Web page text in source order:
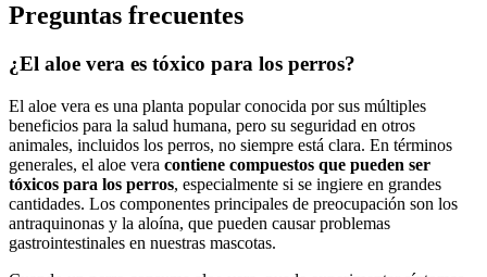
Preguntas frecuentes
¿El aloe vera es tóxico para los perros?
El aloe vera es una planta popular conocida por sus múltiples
beneficios para la salud humana, pero su seguridad en otros
animales, incluidos los perros, no siempre está clara. En términos
generales, el aloe vera contiene compuestos que pueden ser
tóxicos para los perros, especialmente si se ingiere en grandes
cantidades. Los componentes principales de preocupación son los
antraquinonas y la aloína, que pueden causar problemas
gastrointestinales en nuestras mascotas.